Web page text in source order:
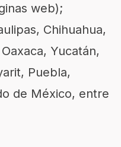
web);
Chihuahua,
Yucatán,
Puebla,
de México, entre